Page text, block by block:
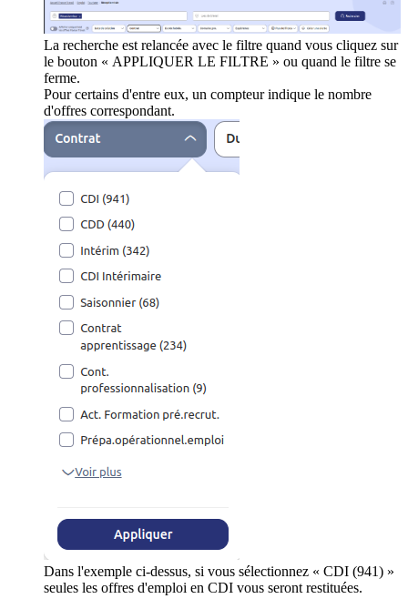
La recherche est relancée avec le filtre quand vous cliquez sur
le bouton « APPLIQUER LE FILTRE » ou quand le filtre se
ferme.
Pour certains d'entre eux, un compteur indique le nombre
d'offres correspondant.
Dans l'exemple ci-dessus, si vous sélectionnez « CDI (941) »
seules les offres d'emploi en CDI vous seront restituées.